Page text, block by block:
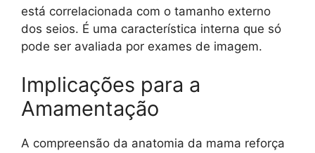
está correlacionada com o tamanho externo
dos seios. É uma característica interna que só
pode ser avaliada por exames de imagem.
Implicações para a
Amamentação
A compreensão da anatomia da mama reforça